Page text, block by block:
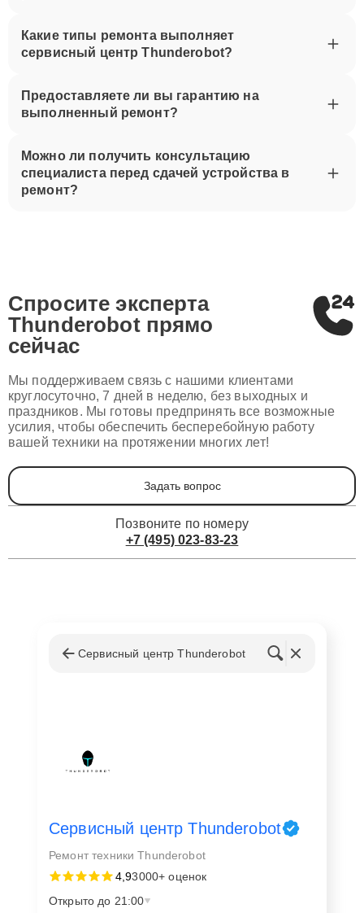
Какие типы ремонта выполняет
сервисный центр Thunderobot?
Предоставляете ли вы гарантию на
выполненный ремонт?
Можно ли получить консультацию
специалиста перед сдачей устройства в
ремонт?
Спросите эксперта
Thunderobot прямо
сейчас
Мы поддерживаем связь с нашими клиентами
круглосуточно, 7 дней в неделю, без выходных и
праздников. Мы готовы предпринять все возможные
усилия, чтобы обеспечить бесперебойную работу
вашей техники на протяжении многих лет!
Задать вопрос
Позвоните по номеру
+7 (495) 023-83-23
Сервисный центр Thunderobot
Сервисный центр Thunderobot
Ремонт техники Thunderobot
4,93000+ оценок
Открыто до 21:00